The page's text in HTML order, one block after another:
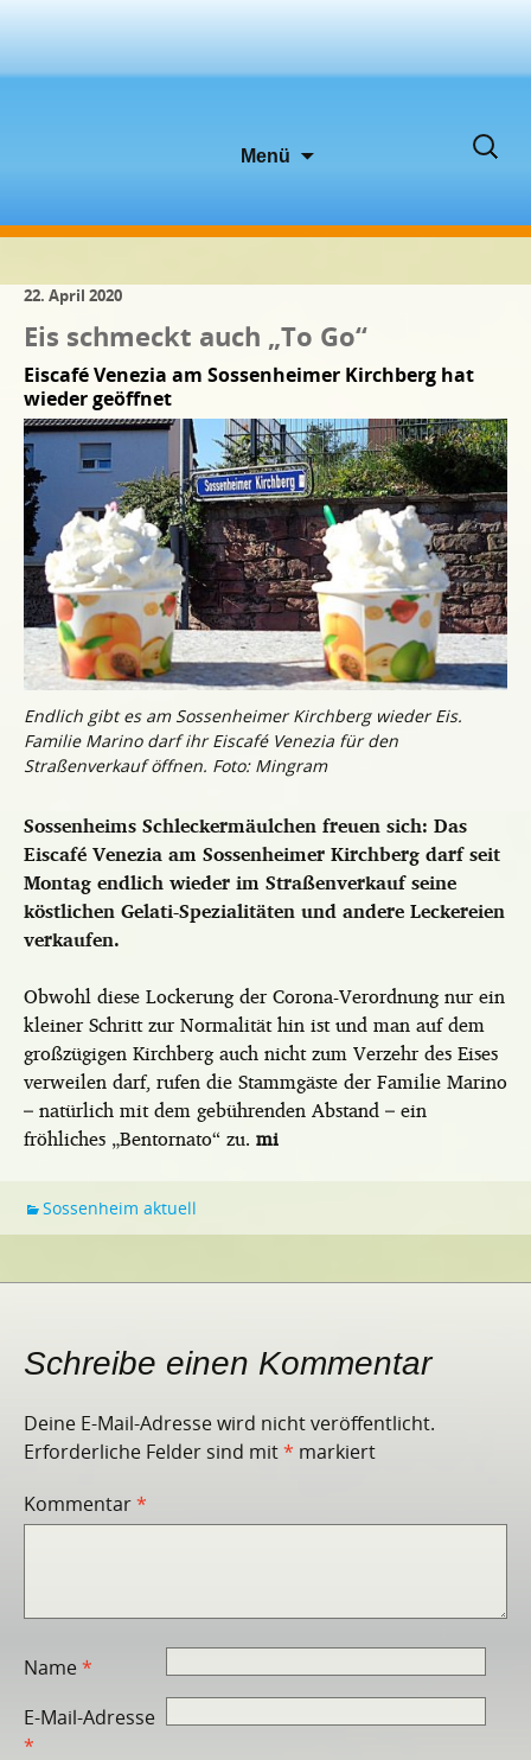
Menü
Suchen
22. April 2020
Eis schmeckt auch „To Go“
Eiscafé Venezia am Sossenheimer Kirchberg hat
wieder geöffnet
Endlich gibt es am Sossenheimer Kirchberg wieder Eis.
Familie Marino darf ihr Eiscafé Venezia für den
Straßenverkauf öffnen. Foto: Mingram
Sossenheims Schleckermäulchen freuen sich: Das
Eiscafé Venezia am Sossenheimer Kirchberg darf seit
Montag endlich wieder im Straßenverkauf seine
köstlichen Gelati-Spezialitäten und andere Leckereien
verkaufen.
Obwohl diese Lockerung der Corona-Verordnung nur ein
kleiner Schritt zur Normalität hin ist und man auf dem
großzügigen Kirchberg auch nicht zum Verzehr des Eises
verweilen darf, rufen die Stammgäste der Familie Marino
– natürlich mit dem gebührenden Abstand – ein
fröhliches „Bentornato“ zu. mi
Sossenheim aktuell
Schreibe einen Kommentar
Deine E-Mail-Adresse wird nicht veröffentlicht.
Erforderliche Felder sind mit* markiert
Kommentar*
Name*
E-Mail-Adresse
*